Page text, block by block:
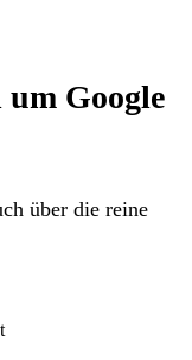
Google
über die reine